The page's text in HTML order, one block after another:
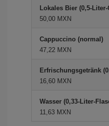
Lokales Bier (0,5-
50,00 MXN
Cappuccino (normal)
47,22 MXN
Erfrischungsgetränk
16,60 MXN
Wasser (0,33-Liter-
11,63 MXN